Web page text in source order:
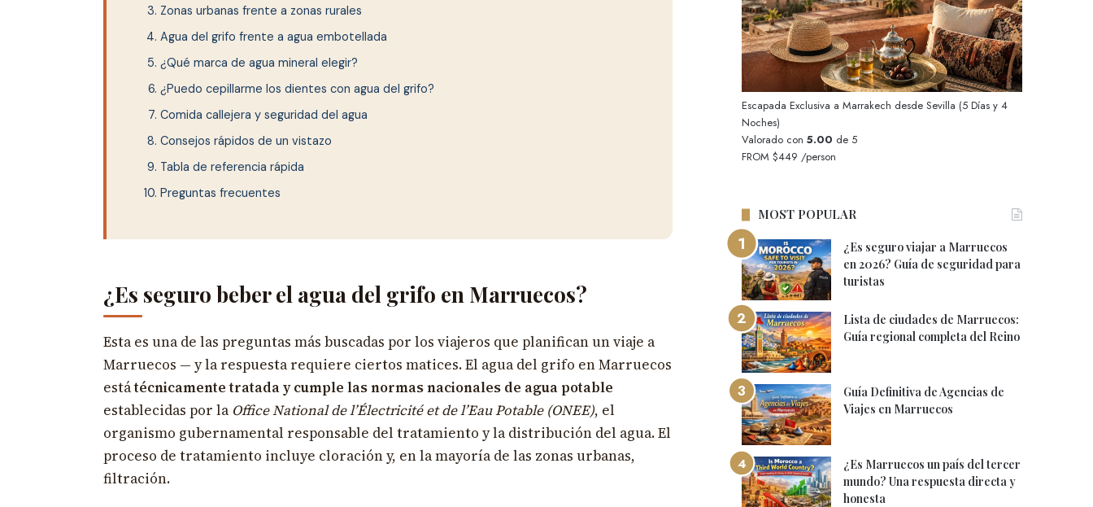
Zonas urbanas frente a zonas rurales
Agua del grifo frente a agua embotellada
¿Qué marca de agua mineral elegir?
¿Puedo cepillarme los dientes con agua del grifo?
Comida callejera y seguridad del agua
Consejos rápidos de un vistazo
Tabla de referencia rápida
Preguntas frecuentes
¿Es seguro beber el agua del grifo en Marruecos?
Esta es una de las preguntas más buscadas por los viajeros que planifican un viaje a
Marruecos — y la respuesta requiere ciertos matices. El agua del grifo en Marruecos
estátécnicamente tratada y cumple las normas nacionales de agua potable
establecidas por la Office National de l’Électricité et de l’Eau Potable (ONEE), el
organismo gubernamental responsable del tratamiento y la distribución del agua. El
proceso de tratamiento incluye cloración y, en la mayoría de las zonas urbanas,
filtración.
Escapada Exclusiva a Marrakech desde Sevilla (5 Días y 4
Noches)
Valorado con5.00 de 5
FROM$449 /person
MOST POPULAR
¿Es seguro viajar a Marruecos
en 2026? Guía de seguridad para
turistas
Lista de ciudades de Marruecos:
Guía regional completa del Reino
Guía Definitiva de Agencias de
Viajes en Marruecos
¿Es Marruecos un país del tercer
mundo? Una respuesta directa y
honesta